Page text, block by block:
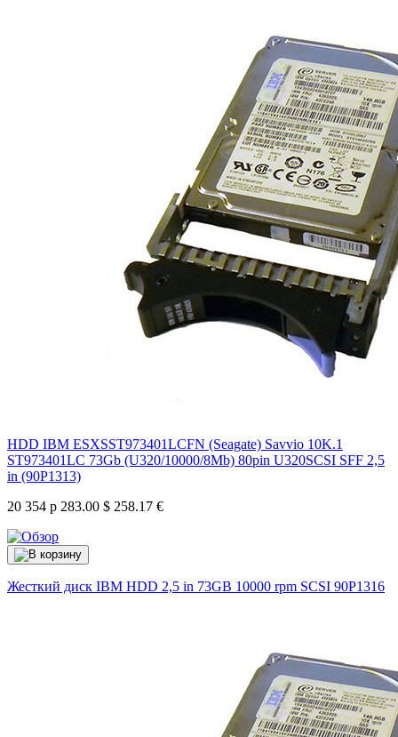
HDD IBM ESXSST973401LCFN (Seagate) Savvio 10K.1
ST973401LC 73Gb (U320/10000/8Mb) 80pin U320SCSI SFF 2,5
in (90P1313)
20 354 р 283.00 $ 258.17 €
Жесткий диск IBM HDD 2,5 in 73GB 10000 rpm SCSI 90P1316